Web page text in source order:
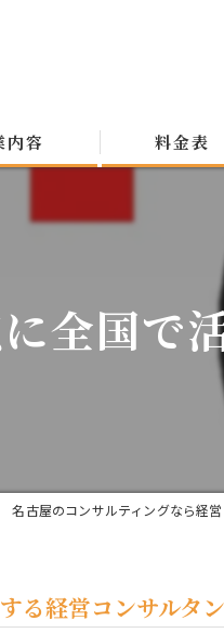
内容 料金表
全国で
名古屋のコンサルティングなら経
る経営コンサルタ